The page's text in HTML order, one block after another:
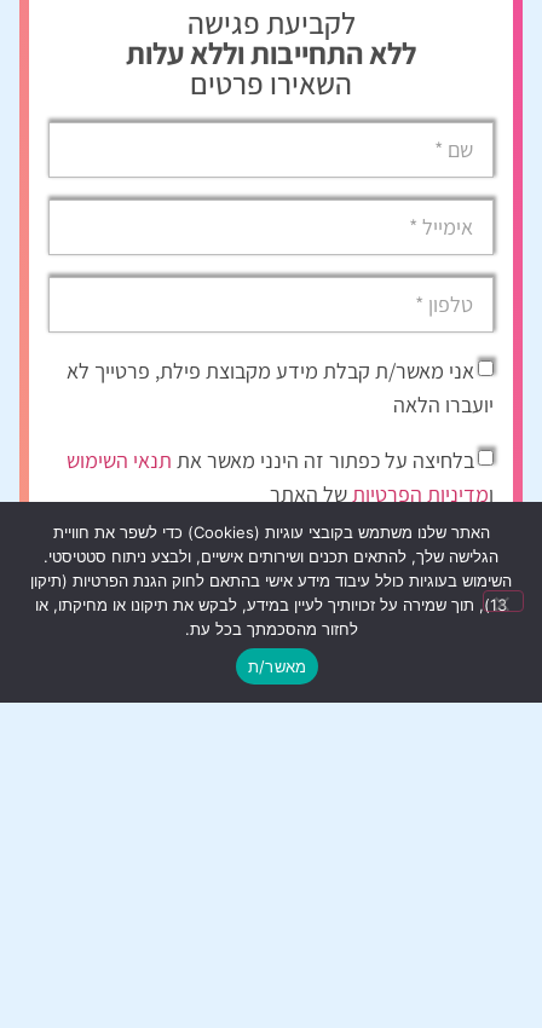
לקביעת פגישה
ללא התחייבות וללא עלות
השאירו פרטים
אני מאשר/ת קבלת מידע מקבוצת פילת, פרטייך לא
יועברו הלאה
בלחיצה על כפתור זה הינני מאשר את תנאי השימוש
ומדיניות הפרטיותשל האתר
שליחה
האתר שלנו משתמש בקובצי עוגיות (Cookies) כדי לשפר את חוויית
הגלישה שלך, להתאים תכנים ושירותים אישיים, ולבצע ניתוח סטטיסטי.
השימוש בעוגיות כולל עיבוד מידע אישי בהתאם לחוק הגנת הפרטיות (תיקון
13), תוך שמירה על זכויותיך לעיין במידע, לבקש את תיקונו או מחיקתו, או
לחזור מהסכמתך בכל עת.
מאשר/ת